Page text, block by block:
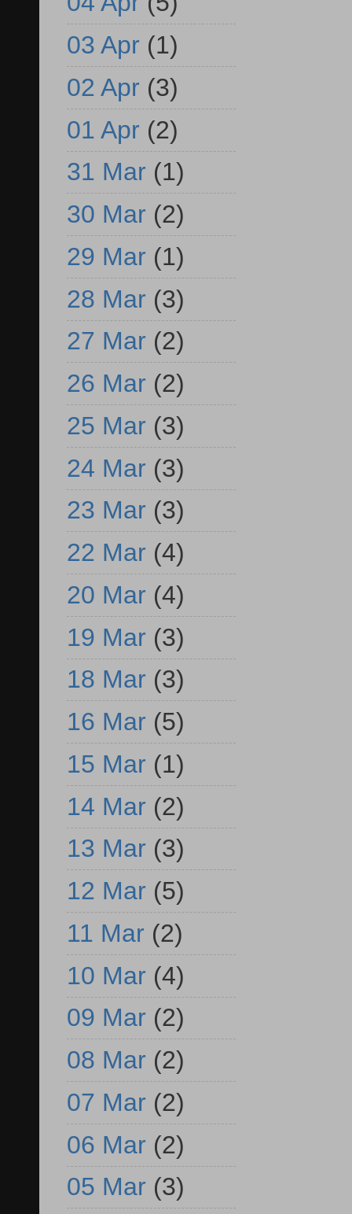
03 Apr (1)
02 Apr (3)
01 Apr (2)
31 Mar (1)
30 Mar (2)
29 Mar (1)
28 Mar (3)
27 Mar (2)
26 Mar (2)
25 Mar (3)
24 Mar (3)
23 Mar (3)
22 Mar (4)
20 Mar (4)
19 Mar (3)
18 Mar (3)
16 Mar (5)
15 Mar (1)
14 Mar (2)
13 Mar (3)
12 Mar (5)
11 Mar (2)
10 Mar (4)
09 Mar (2)
08 Mar (2)
07 Mar (2)
06 Mar (2)
05 Mar (3)